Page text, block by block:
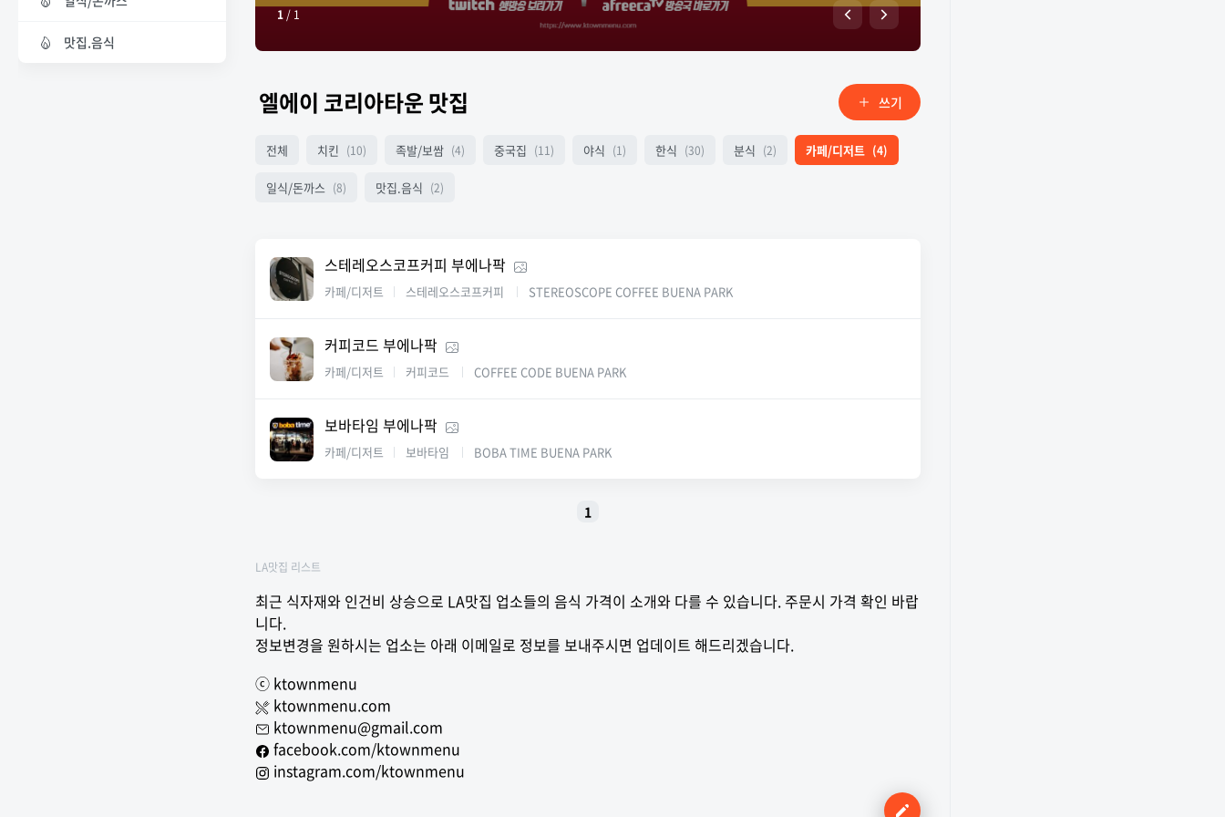
맛집.음식
1/ 1
엘에이 코리아타운 맛집 쓰기
전체 치킨 (10) 족발/보쌈 (4) 중국집 (11) 야식 (1) 한식 (30) 분식 (2) 카페/디저트 (4)
일식/돈까스 (8) 맛집.음식 (2)
스테레오스코프커피 부에나팍
카페/디저트 스테레오스코프커피 STEREOSCOPE COFFEE BUENA PARK
커피코드 부에나팍
카페/디저트 커피코드 COFFEE CODE BUENA PARK
보바타임 부에나팍
카페/디저트 보바타임 BOBA TIME BUENA PARK
1
LA맛집 리스트
최근 식자재와 인건비 상승으로 LA맛집 업소들의 음식 가격이 소개와 다를 수 있습니다. 주문시 가격 확인 바랍
니다.
정보변경을 원하시는 업소는 아래 이메일로 정보를 보내주시면 업데이트 해드리겠습니다.
ⓒ ktownmenu
ktownmenu.com
ktownmenu@gmail.com
facebook.com/ktownmenu
instagram.com/ktownmenu